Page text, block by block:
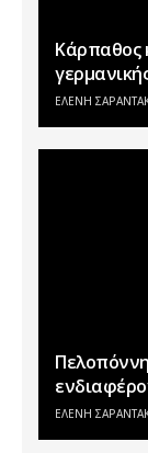
Κάρπαθος
ΕΛΕΝΗ
ΕΛΕΝΗ